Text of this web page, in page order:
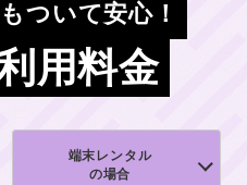
ついて安心！
用料金
端末レンタル
の場合